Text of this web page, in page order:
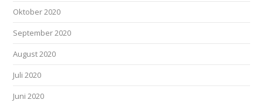
Oktober 2020
September 2020
August 2020
Juli 2020
Juni 2020